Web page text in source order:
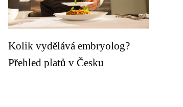
Kolik vydělává embryolog?
Přehled platů v Česku